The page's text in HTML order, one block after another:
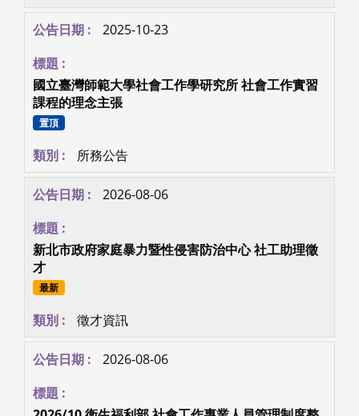
2025-10-23
國立臺灣師範大學社會工作學研究所 社會工作實習
課程的理念主張
置頂
所務公告
2026-08-06
新北市政府家庭暴力暨性侵害防治中心 社工助理徵
才
最新
徵才資訊
2026-08-06